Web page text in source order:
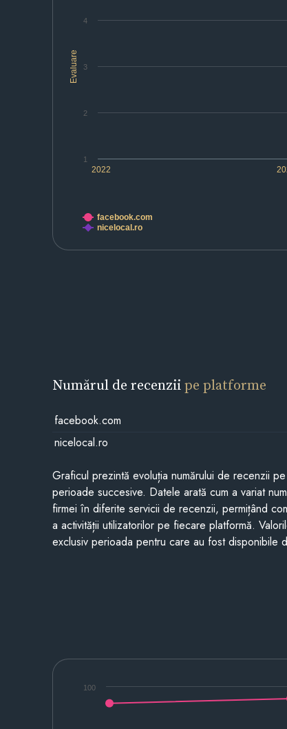
Evaluare
2022
1
2
3
4
facebook.com
nicelocal.ro
Numărul de recenziipe platforme
facebook.com
nicelocal.ro
Graficul prezintă evoluția numărului de recenzii
perioade succesive. Datele arată cum a variat
firmei în diferite servicii de recenzii, permițând
a activității utilizatorilor pe fiecare platformă.
exclusiv perioada pentru care au fost disponibile
100